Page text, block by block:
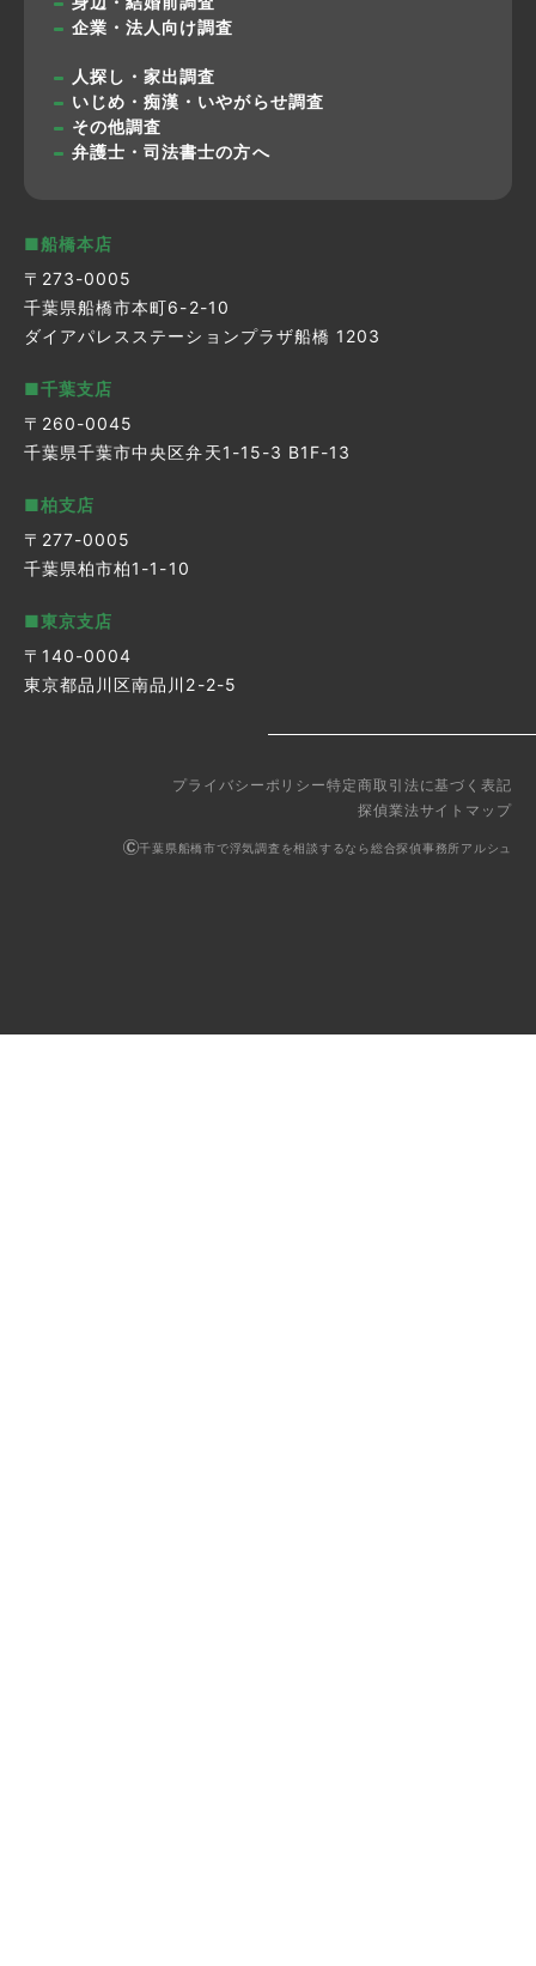
企業・法人向け調査
人探し・家出調査
いじめ・痴漢・いやがらせ調査
その他調査
弁護士・司法書士の方へ
■船橋本店
〒273-0005
千葉県船橋市本町6-2-10
ダイアパレスステーションプラザ船橋 1203
■千葉支店
〒260-0045
千葉県千葉市中央区弁天1-15-3 B1F-13
■柏支店
〒277-0005
千葉県柏市柏1-1-10
■東京支店
〒140-0004
東京都品川区南品川2-2-5
プライバシーポリシー特定商取引法に基づく表記
探偵業法サイトマップ
千葉県船橋市で浮気調査を相談するなら総合探偵事務所アルシュ